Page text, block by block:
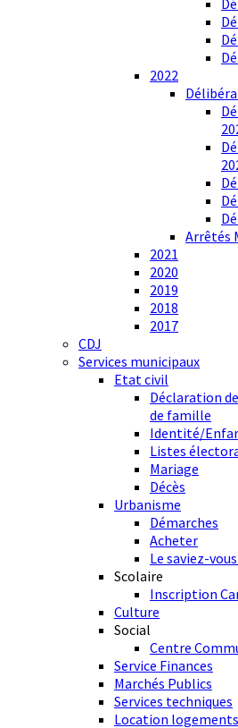
2022
Arrêtés
2021
2020
2019
2018
2017
CDJ
Services municipaux
Etat civil
Déclaration
de famille
Identité/
Listes
Mariage
Décès
Urbanisme
Démarches
Acheter
Le saviez-vous
Scolaire
Inscription
Culture
Social
Centre
Service Finances
Marchés Publics
Services techniques
Location